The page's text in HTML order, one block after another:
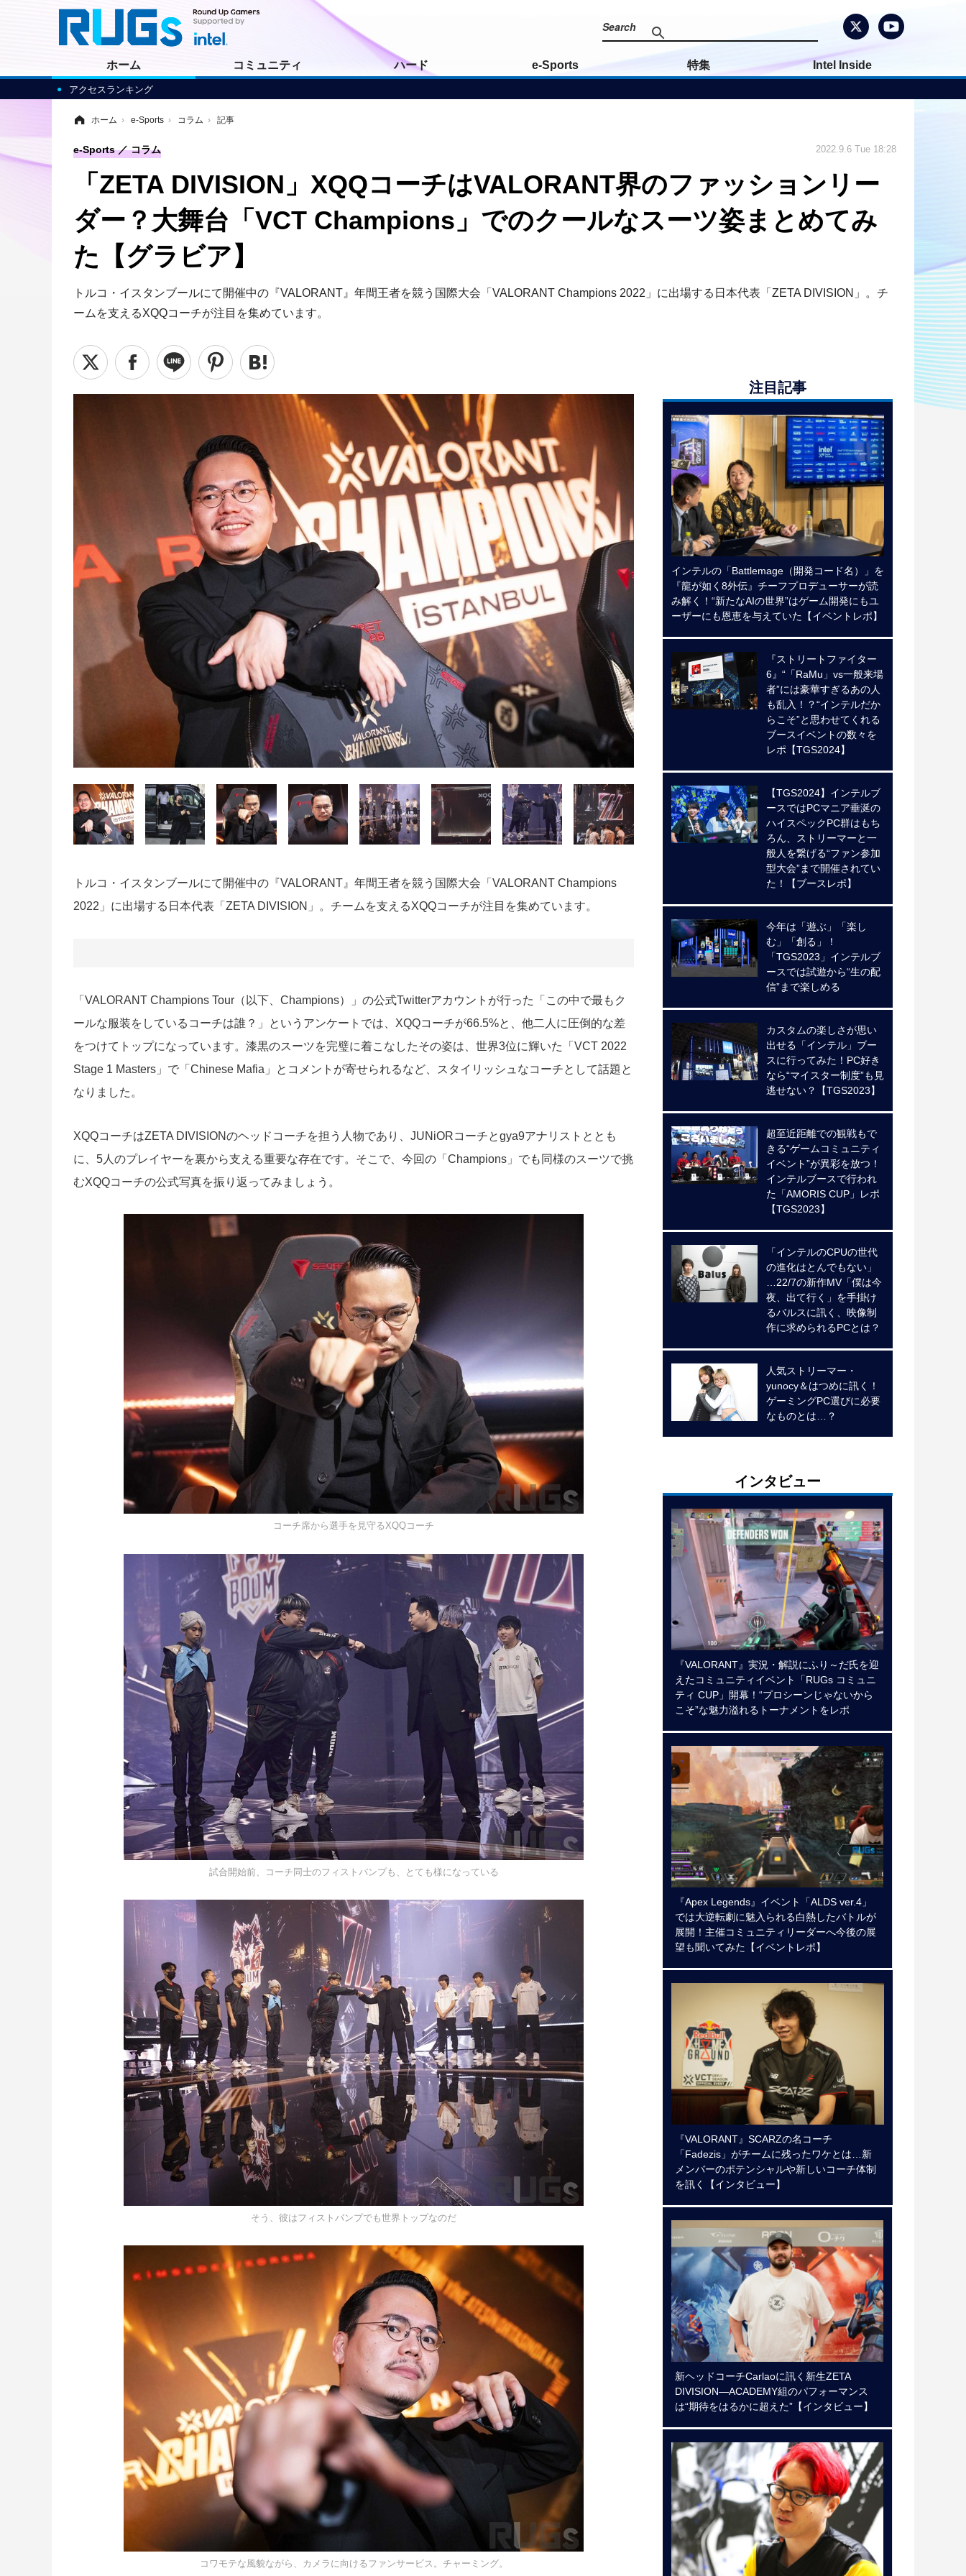
ホーム
アクセスランキング
コミュニティ ハード e-Sports 特集 Intel Inside
ホーム › e-Sports › コラム › 記事
「ZETA DIVISION」XQQコーチはVALORANT界のファッションリー
ダー？大舞台「VCT Champions」でのクールなスーツ姿まとめてみ
た【グラビア】
トルコ・イスタンブールにて開催中の『VALORANT』年間王者を競う国際大会「VALORANT Champions 2022」に出場する日本代表「ZETA DIVISION」。チ
ームを支えるXQQコーチが注目を集めています。
e-Sports コラム 2022.9.6 Tue 18:28
トルコ・イスタンブールにて開催中の『VALORANT』年間王者を競う国際大会「VALORANT Champions
2022」に出場する日本代表「ZETA DIVISION」。チームを支えるXQQコーチが注目を集めています。
「VALORANT Champions Tour（以下、Champions）」の公式Twitterアカウントが行った「この中で最もク
ールな服装をしているコーチは誰？」というアンケートでは、XQQコーチが66.5%と、他二人に圧倒的な差
をつけてトップになっています。漆黒のスーツを完璧に着こなしたその姿は、世界3位に輝いた「VCT 2022
Stage 1 Masters」で「Chinese Mafia」とコメントが寄せられるなど、スタイリッシュなコーチとして話題と
なりました。
XQQコーチはZETA DIVISIONのヘッドコーチを担う人物であり、JUNiORコーチとgya9アナリストととも
に、5人のプレイヤーを裏から支える重要な存在です。そこで、今回の「Champions」でも同様のスーツで挑
むXQQコーチの公式写真を振り返ってみましょう。
コーチ席から選手を見守るXQQコーチ
試合開始前、コーチ同士のフィストバンプも、とても様になっている
そう、彼はフィストバンプでも世界トップなのだ
コワモテな風貌ながら、カメラに向けるファンサービス。チャーミング。
注目記事
インテルの「Battlemage（開発コード名）」を
『龍が如く8外伝』チーフプロデューサーが読
み解く！“新たなAIの世界”はゲーム開発にもユ
ーザーにも恩恵を与えていた【イベントレポ】
『ストリートファイター
6』“「RaMu」vs一般来場
者”には豪華すぎるあの人
も乱入！？“インテルだか
らこそ”と思わせてくれる
ブースイベントの数々を
レポ【TGS2024】
【TGS2024】インテルブ
ースではPCマニア垂涎の
ハイスペックPC群はもち
ろん、ストリーマーと一
般人を繋げる“ファン参加
型大会”まで開催されてい
た！【ブースレポ】
今年は「遊ぶ」「楽し
む」「創る」！
「TGS2023」インテルブ
ースでは試遊から“生の配
信”まで楽しめる
カスタムの楽しさが思い
出せる「インテル」ブー
スに行ってみた！PC好き
なら“マイスター制度”も見
逃せない？【TGS2023】
超至近距離での観戦もで
きる“ゲームコミュニティ
イベント”が異彩を放つ！
インテルブースで行われ
た「AMORIS CUP」レポ
【TGS2023】
「インテルのCPUの世代
の進化はとんでもない」
…22/7の新作MV「僕は今
夜、出て行く」を手掛け
るバルスに訊く、映像制
作に求められるPCとは？
人気ストリーマー・
yunocy＆はつめに訊く！
ゲーミングPC選びに必要
なものとは…？
インタビュー
『VALORANT』実況・解説にふり～だ氏を迎
えたコミュニティイベント「RUGs コミュニ
ティ CUP」開幕！“プロシーンじゃないから
こそ”な魅力溢れるトーナメントをレポ
『Apex Legends』イベント「ALDS ver.4」
では大逆転劇に魅入られる白熱したバトルが
展開！主催コミュニティリーダーへ今後の展
望も聞いてみた【イベントレポ】
『VALORANT』SCARZの名コーチ
「Fadezis」がチームに残ったワケとは…新
メンバーのポテンシャルや新しいコーチ体制
を訊く【インタビュー】
新ヘッドコーチCarlaoに訊く新生ZETA
DIVISION―ACADEMY組のパフォーマンス
は“期待をはるかに超えた”【インタビュー】